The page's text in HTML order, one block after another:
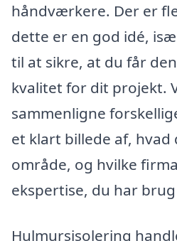
håndværkere. Der er
dette er en god idé,
til at sikre, at du får
kvalitet for dit projekt.
sammenligne
et klart billede af, hvad
område, og hvilke
ekspertise, du har
Hulmursisolering